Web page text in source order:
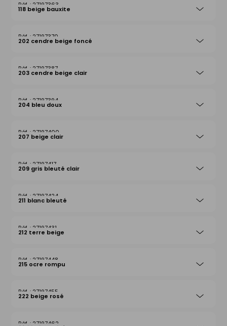
27197363
118 beige bauxite
27197370
202 cendre beige foncé
27197387
203 cendre beige clair
27197394
204 bleu doux
27197400
207 beige clair
27197417
209 gris bleuté clair
27197424
211 blanc bleuté
27197431
212 terre beige
27197448
215 ocre rompu
27197455
222 beige rosé
27197462